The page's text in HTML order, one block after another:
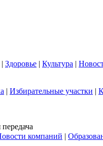
| Здоровье | Культура |
| Избирательные участки |
компаний |